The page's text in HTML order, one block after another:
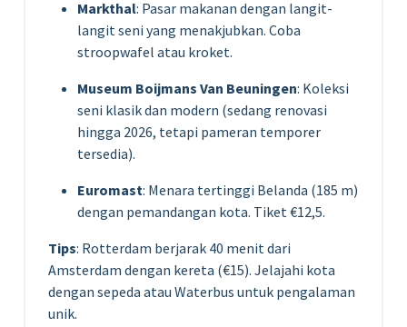
Markthal: Pasar makanan dengan langit-
langit seni yang menakjubkan. Coba
stroopwafel atau kroket.
Museum Boijmans Van Beuningen: Koleksi
seni klasik dan modern (sedang renovasi
hingga 2026, tetapi pameran temporer
tersedia).
Euromast: Menara tertinggi Belanda (185 m)
dengan pemandangan kota. Tiket €12,5.
Tips: Rotterdam berjarak 40 menit dari
Amsterdam dengan kereta (€15). Jelajahi kota
dengan sepeda atau Waterbus untuk pengalaman
unik.